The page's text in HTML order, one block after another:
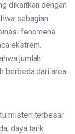
dikaitkan dengan
sebagian
fenomena
ekstrem.
jumlah
berbeda dari area
misteri terbesar
daya tarik